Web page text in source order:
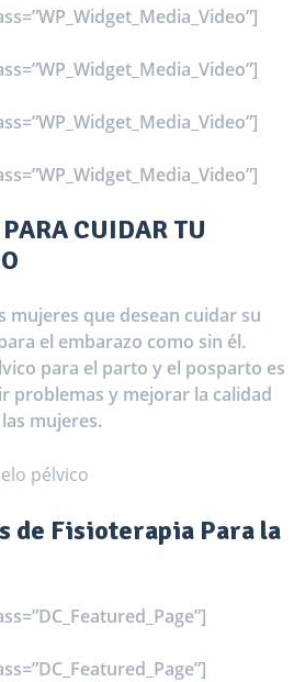
CUIDAR TU
mujeres que desean cuidar su
el embarazo como sin él.
para el parto y el posparto es
problemas y mejorar la calidad
mujeres.
de Fisioterapia Para la